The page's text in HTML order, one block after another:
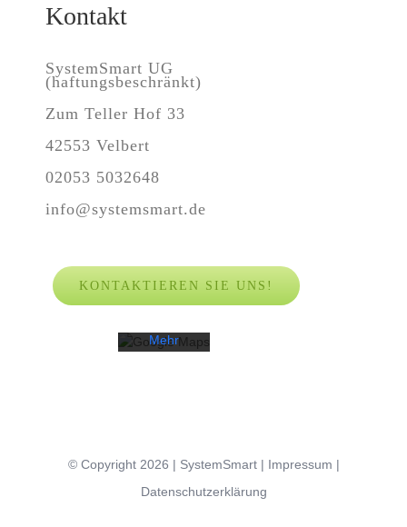
Kontakt
SystemSmart UG
(haftungsbeschränkt)
Zum Teller Hof 33
42553 Velbert
02053 5032648
info@systemsmart.de
KONTAKTIEREN SIE UNS!
Laden der
Sie die
Datenschutzerklärung
von
Mehr
Maps immer
entsperren
© Copyright 2026 | SystemSmart| Impressum |
Datenschutzerklärung